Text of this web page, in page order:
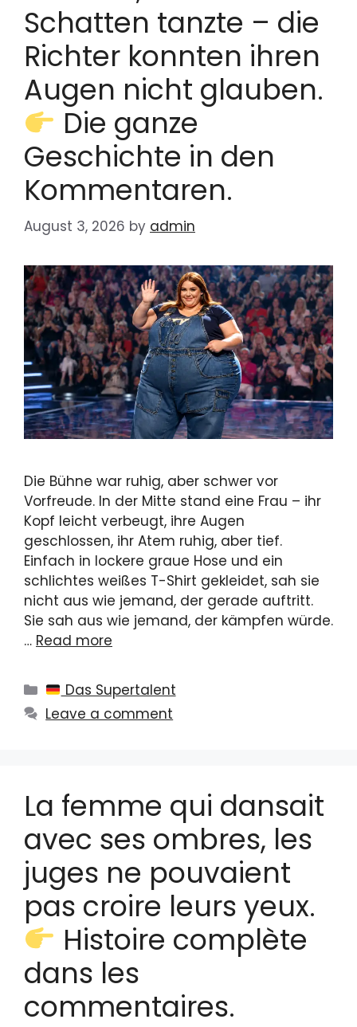
Schatten tanzte – die
Richter konnten ihren
Augen nicht glauben.
Die ganze
Geschichte in den
Kommentaren.
August 3, 2026 by admin
Die Bühne war ruhig, aber schwer vor
Vorfreude. In der Mitte stand eine Frau – ihr
Kopf leicht verbeugt, ihre Augen
geschlossen, ihr Atem ruhig, aber tief.
Einfach in lockere graue Hose und ein
schlichtes weißes T-Shirt gekleidet, sah sie
nicht aus wie jemand, der gerade auftritt.
Sie sah aus wie jemand, der kämpfen würde.
… Read more
Categories
Das Supertalent
Leave a comment
La femme qui dansait
avec ses ombres, les
juges ne pouvaient
pas croire leurs yeux.
Histoire complète
dans les
commentaires.